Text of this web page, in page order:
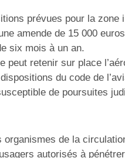
prévues pour la zone
amende de 15 000
six mois à un an.
peut retenir sur place
du code de
de poursuites
organismes de la
autorisés à